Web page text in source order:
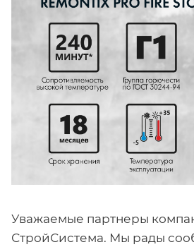
Уважаемые партнеры
СтройСистема. Мы рады